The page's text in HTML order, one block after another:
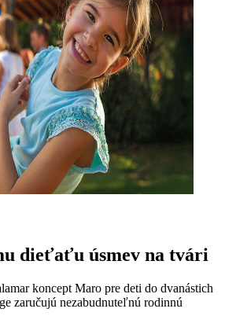
dieťaťu úsmev na tvári
koncept Maro pre deti do dvanástich
zaručujú nezabudnuteľnú rodinnú